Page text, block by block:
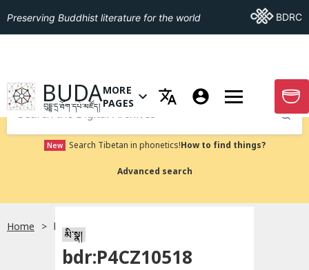
Preserving Buddhist literature for the world Go ToBDRC
GO TO HOMEPAGE
BUDA
བུདྡྷ་དྲ་ཐོག་དཔེ་མཛོད།
OPEN MENU OF MORE PAGES
MORE
PAGES
GO
Submit
New Search Tibetan in phonetics!How to find things?
Advanced search
Home bdr:P4CZ10518
མི་སྣ།
bdr:P4CZ10518